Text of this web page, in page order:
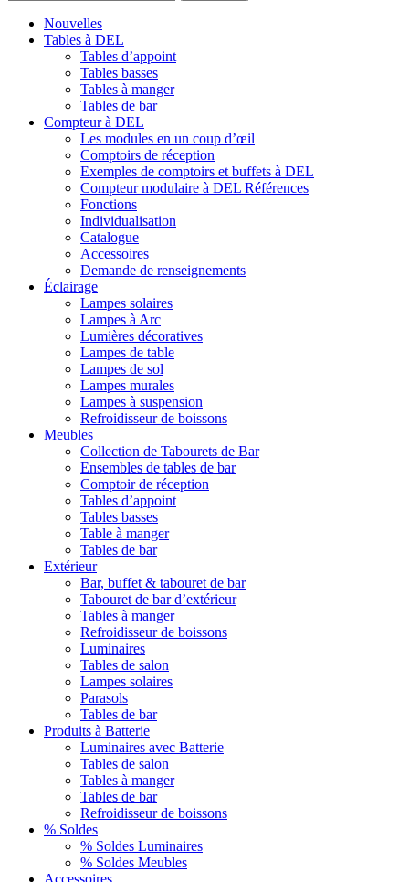
Nouvelles
Tables à DEL
Tables d’appoint
Tables basses
Tables à manger
Tables de bar
Compteur à DEL
Les modules en un coup d’œil
Comptoirs de réception
Exemples de comptoirs et buffets à DEL
Compteur modulaire à DEL Références
Fonctions
Individualisation
Catalogue
Accessoires
Demande de renseignements
Éclairage
Lampes solaires
Lampes à Arc
Lumières décoratives
Lampes de table
Lampes de sol
Lampes murales
Lampes à suspension
Refroidisseur de boissons
Meubles
Collection de Tabourets de Bar
Ensembles de tables de bar
Comptoir de réception
Tables d’appoint
Tables basses
Table à manger
Tables de bar
Extérieur
Bar, buffet & tabouret de bar
Tabouret de bar d’extérieur
Tables à manger
Refroidisseur de boissons
Luminaires
Tables de salon
Lampes solaires
Parasols
Tables de bar
Produits à Batterie
Luminaires avec Batterie
Tables de salon
Tables à manger
Tables de bar
Refroidisseur de boissons
% Soldes
% Soldes Luminaires
% Soldes Meubles